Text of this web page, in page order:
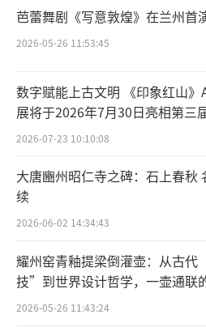
如果说过去民乐在
些“高冷”，那么这
变“潮”，受众也愈发年
年轻网友喜爱的B站中搜
击数最高的视频《权御天
的鼓点和铿锵有力的古筝
得近1300万次播放量和超
称为B站的“镇馆之宝”。
《权御天下》并不是
它最初是一首由电子歌姬
芭蕾舞剧《写意敦煌》在兰州首
2026-05-26 11:53:45
数字赋能上古文明 《印象红山》
展将于2026年7月30日亮相第三
艺博会
2026-07-23 10:10:08
大唐豳州昭仁寺之碑：石上春秋
续
2026-06-02 14:34:43
耀州窑青釉提梁倒灌壶：从古
技”到世界设计哲学，一壶通联
宇宙
2026-05-26 11:43:24